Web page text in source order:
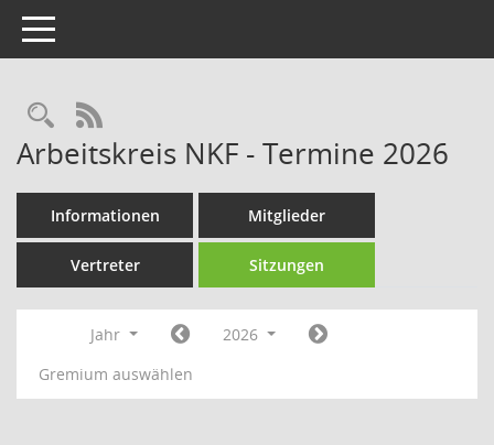
Toggle navigation
Rechercheauswahl
RSS-Feed
Arbeitskreis NKF - Termine 2026
Informationen Mitglieder
Vertreter Sitzungen
Jahr
2026
Gremium auswählen